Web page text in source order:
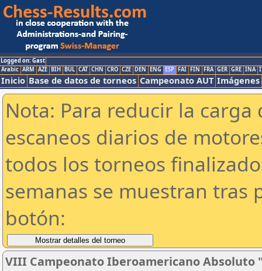
Logged on: Gast
Arabic ARM AZE BIH BUL CAT CHN CRO CZE DEN ENG ESP FAI FIN FRA GER GRE INA
Inicio Base de datos de torneos Campeonato AUT Imágenes
Nota: Para reducir la
escaneos diarios de
todos los torneos
semanas se muestran tras
botón:
VIII Campeonato Iberoamericano Absoluto